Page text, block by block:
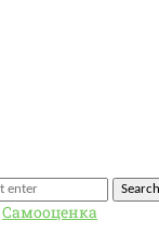
Самооценка